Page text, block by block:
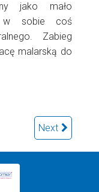
jako mało
w sobie coś
Zabieg
malarską do
Next